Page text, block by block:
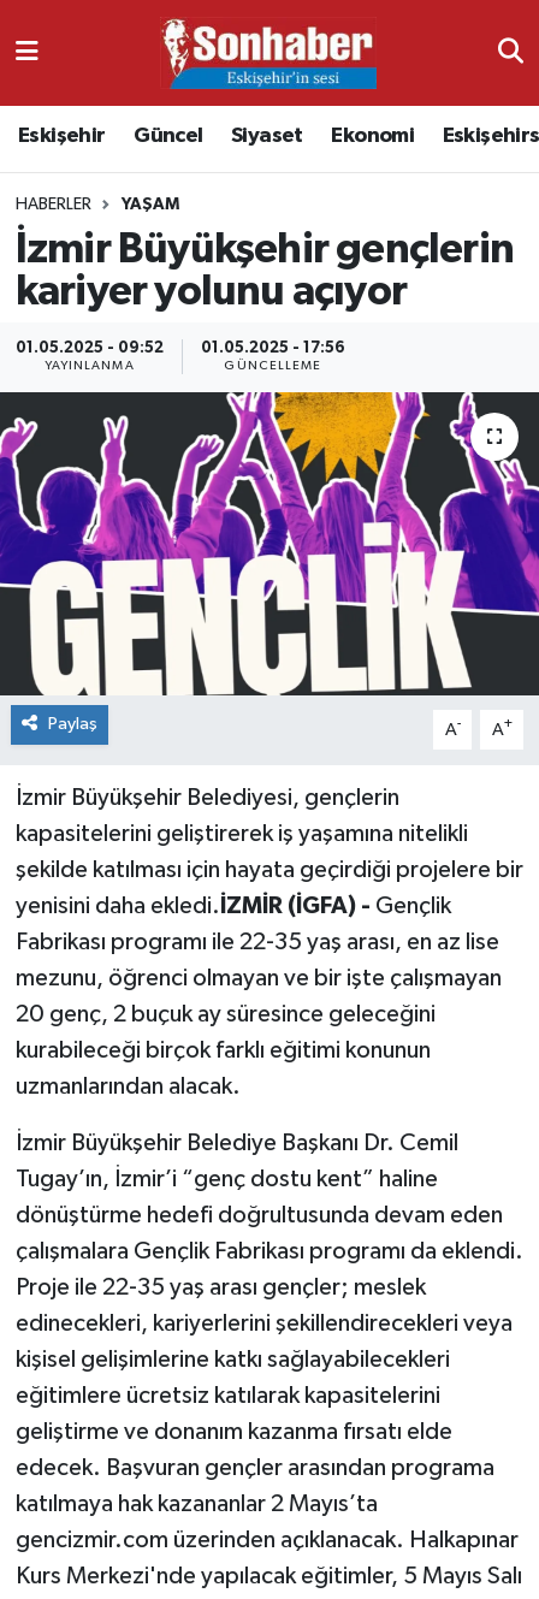
Eskişehir Güncel Siyaset Ekonomi
HABERLER YAŞAM
İzmir Büyükşehir gençlerin
kariyer yolunu açıyor
01.05.2025 - 09:52
YAYINLANMA
01.05.2025 - 17:56
GÜNCELLEME
Paylaş A- A+
İzmir Büyükşehir Belediyesi, gençlerin
kapasitelerini geliştirerek iş yaşamına nitelikli
şekilde katılması için hayata geçirdiği projelere bir
yenisini daha ekledi. İZMİR (İGFA) - Gençlik
Fabrikası programı ile 22-35 yaş arası, en az lise
mezunu, öğrenci olmayan ve bir işte çalışmayan
20 genç, 2 buçuk ay süresince geleceğini
kurabileceği birçok farklı eğitimi konunun
uzmanlarından alacak.
İzmir Büyükşehir Belediye Başkanı Dr. Cemil
Tugay’ın, İzmir’i “genç dostu kent” haline
dönüştürme hedefi doğrultusunda devam eden
çalışmalara Gençlik Fabrikası programı da eklendi.
Proje ile 22-35 yaş arası gençler; meslek
edinecekleri, kariyerlerini şekillendirecekleri veya
kişisel gelişimlerine katkı sağlayabilecekleri
eğitimlere ücretsiz katılarak kapasitelerini
geliştirme ve donanım kazanma fırsatı elde
edecek. Başvuran gençler arasından programa
katılmaya hak kazananlar 2 Mayıs’ta
gencizmir.com üzerinden açıklanacak. Halkapınar
Kurs Merkezi'nde yapılacak eğitimler, 5 Mayıs Salı
Ekonomi
Güncel
Kültür & Sanat
Magazin
Resmi İlanlar
Sağlık
Siyaset
Spor
Nöbetçi Eczaneler
Namaz Vakitleri
Trafik Durumu
Süper Lig Puan Durumu ve Fikstür
Tüm Manşetler
Son Dakika Haberleri
Haber Arşivi